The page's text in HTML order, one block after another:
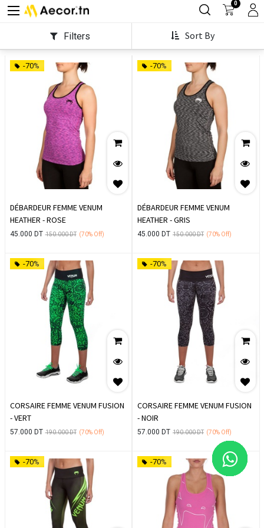
0
Filters Sort By
-70%
DÉBARDEUR FEMME VENUM
HEATHER - ROSE
45.000 DT 150.000DT (70%Off)
-70%
DÉBARDEUR FEMME VENUM
HEATHER - GRIS
45.000 DT 150.000DT (70% Off)
-70%
CORSAIRE FEMME VENUM FUSION
- VERT
57.000 DT 190.000DT (70%Off)
-70%
CORSAIRE FEMME VENUM FUSION
- NOIR
57.000 DT 190.000DT (70% Off)
-70% -70%